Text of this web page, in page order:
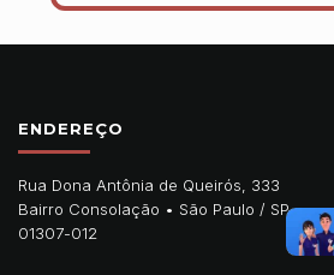
ENDEREÇO
Rua Dona Antônia de Queirós, 333
Bairro Consolação • São Paulo / SP
01307-012